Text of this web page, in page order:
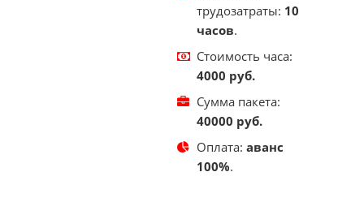
трудозатраты: 10
часов.
Стоимость часа:
4000 руб.
Сумма пакета:
40000 руб.
Оплата: аванс
100%.